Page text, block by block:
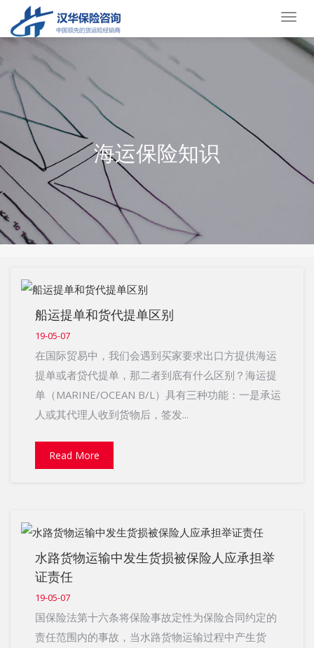
货
运
海运保险知识
船运提单和货代提单区别
19-05-07
在国际贸易中，我们会遇到买家要求出口方提供海运
提单或者贷代提单，那二者到底有什么区别？海运提
单（MARINE/OCEAN B/L）具有三种功能：一是承运
人或其代理人收到货物后，签发...
Read More
水路货物运输中发生货损被保险人应承担举
证责任
19-05-07
国保险法第十六条将保险事故定性为保险合同约定的
责任范围内的事故，当水路货物运输过程中产生货